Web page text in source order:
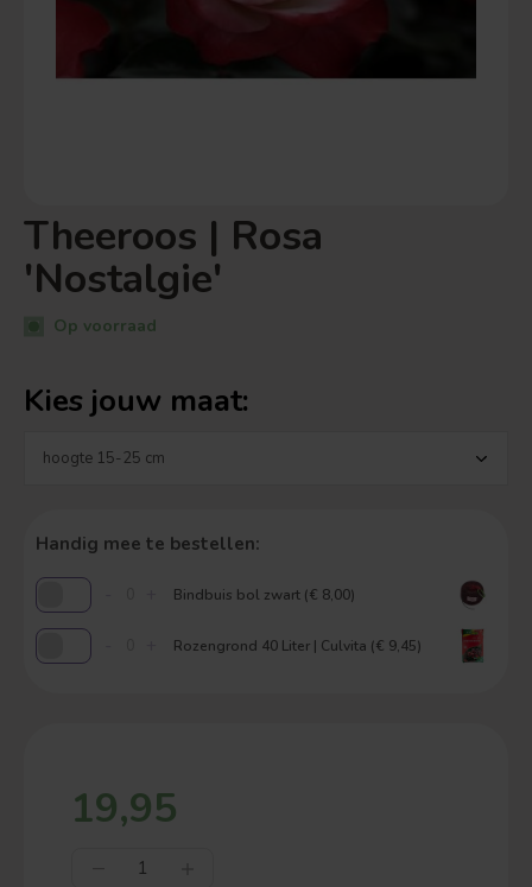
Theeroos | Rosa
'Nostalgie'
Op voorraad
Kies jouw maat:
Handig mee te bestellen:
Bindbuis bol zwart (€ 8,00)
Rozengrond 40 Liter | Culvita (€ 9,45)
19,95